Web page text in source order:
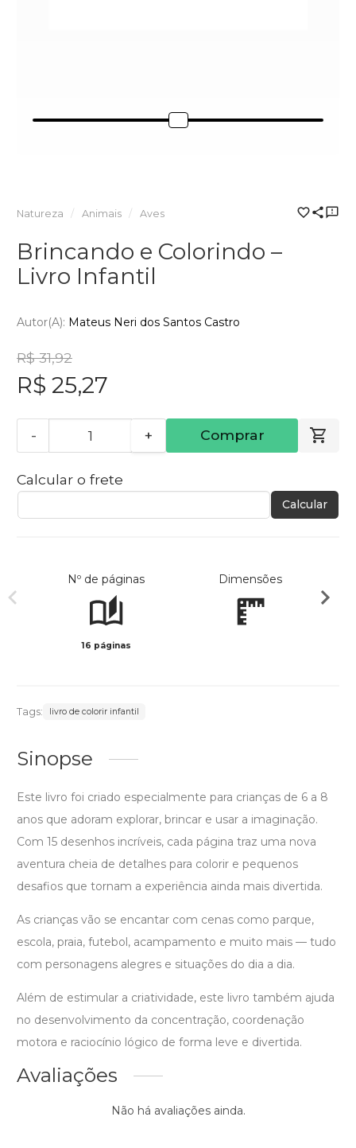
Natureza Animais Aves
Brincando e Colorindo –
Livro Infantil
Autor(a): Mateus Neri dos Santos Castro
R$ 31,92
R$ 25,27
- + Comprar
Calcular o frete
Calcular
Nº de páginas
16 páginas
Dimensões
Tags: livro de colorir infantil
Sinopse
Este livro foi criado especialmente para crianças de 6 a 8
anos que adoram explorar, brincar e usar a imaginação.
Com 15 desenhos incríveis, cada página traz uma nova
aventura cheia de detalhes para colorir e pequenos
desafios que tornam a experiência ainda mais divertida.
As crianças vão se encantar com cenas como parque,
escola, praia, futebol, acampamento e muito mais — tudo
com personagens alegres e situações do dia a dia.
Além de estimular a criatividade, este livro também ajuda
no desenvolvimento da concentração, coordenação
motora e raciocínio lógico de forma leve e divertida.
Avaliações
Não há avaliações ainda.